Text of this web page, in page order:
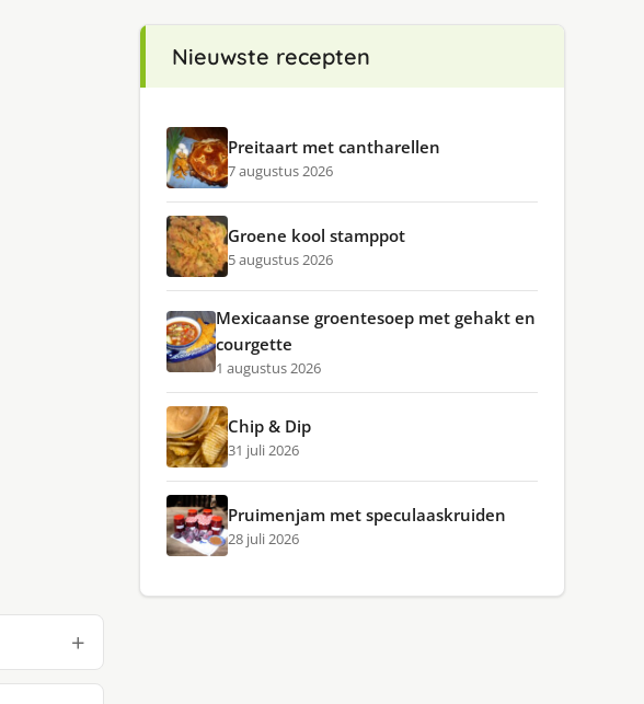
Nieuwste recepten
Preitaart met cantharellen
7 augustus 2026
Groene kool stamppot
5 augustus 2026
Mexicaanse groentesoep met gehakt en
courgette
1 augustus 2026
Chip & Dip
31 juli 2026
Pruimenjam met speculaaskruiden
28 juli 2026